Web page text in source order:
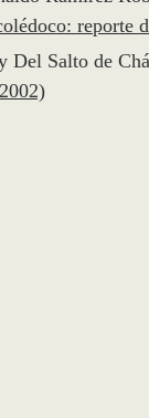
reporte
Del Salto de